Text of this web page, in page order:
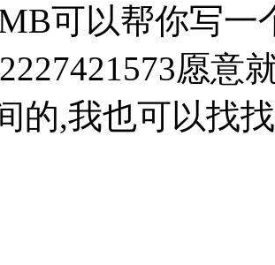
可以帮你写
愿意
的,我也可以找